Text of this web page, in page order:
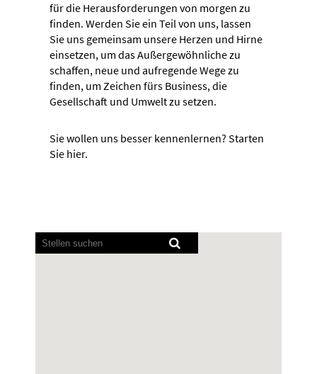
für die Herausforderungen von morgen zu
finden. Werden Sie ein Teil von uns, lassen
Sie uns gemeinsam unsere Herzen und Hirne
einsetzen, um das Außergewöhnliche zu
schaffen, neue und aufregende Wege zu
finden, um Zeichen fürs Business, die
Gesellschaft und Umwelt zu setzen.
Sie wollen uns besser kennenlernen? Starten
Sie hier.
Bildschirmausleseprogramme
können